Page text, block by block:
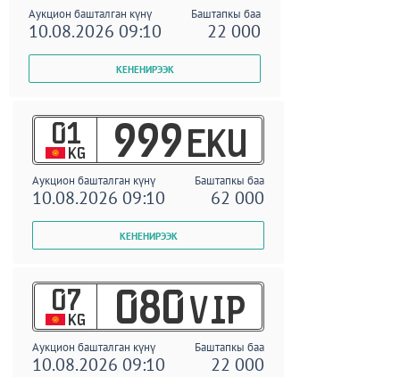
Аукцион башталган күнү Баштапкы баа
10.08.2026 09:10 22 000
01
KG 999 EKU
Аукцион башталган күнү Баштапкы баа
10.08.2026 09:10 62 000
07
KG 080 VIP
Аукцион башталган күнү Баштапкы баа
10.08.2026 09:10 22 000